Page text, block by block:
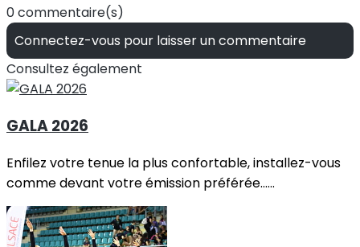
0 commentaire(s)
Connectez-vous pour laisser un commentaire
Consultez également
GALA 2026
Enfilez votre tenue la plus confortable, installez-vous
comme devant votre émission préférée......